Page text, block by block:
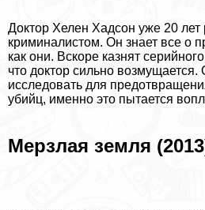
Доктор Хелен Хадсон уже 20 лет
криминалистом. Он знает все о
как они. Вскоре казнят
что доктор сильно возмущается.
исследовать для
убийц, именно это пытается
Мерзлая земля